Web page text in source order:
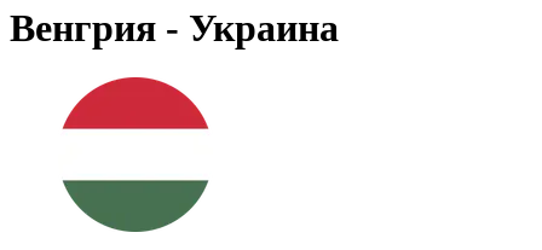
Венгрия - Украина